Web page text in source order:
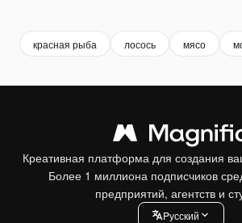
красная рыба лосось мясо
Креативная платформа для создания
Более 1 миллиона подписчиков
предприятий, агентств и
Pусский